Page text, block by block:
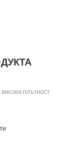
плътност